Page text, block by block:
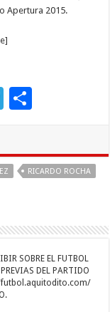
Apertura 2015.
T
gr p
r
RICARDO ROCHA
SOBRE EL FUTBOL
DEL PARTIDO
futbol.aquitodito.com/